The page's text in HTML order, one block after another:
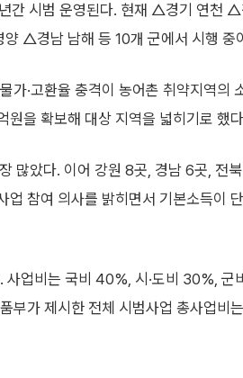
간 시범 운영된다. 현재 △경기 연천
△경남 남해 등 10개 군에서 시행 중
가·고환율 충격이 농어촌 취약지역
을 확보해 대상 지역을 넓히기로 했
많았다. 이어 강원 8곳, 경남 6곳, 전
업 참여 의사를 밝히면서 기본소득이
사업비는 국비 40%, 시·도비 30%,
부가 제시한 전체 시범사업 총사업